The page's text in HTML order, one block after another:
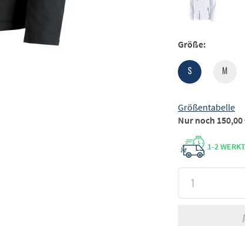
Größe:
S M
Größentabelle
1-2
Nur noch 150,00